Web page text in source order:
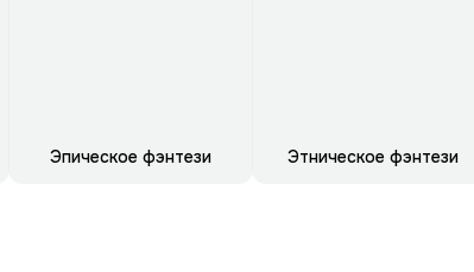
Эпическое фэнтези Этническое фэнтези